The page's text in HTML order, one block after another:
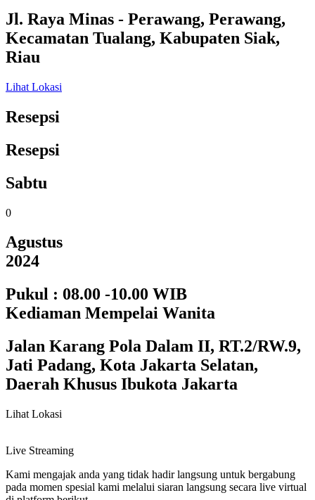
Jl. Raya Minas - Perawang, Perawang,
Kecamatan Tualang, Kabupaten Siak,
Riau
Lihat Lokasi
Resepsi
Resepsi
Sabtu
0
Agustus
2024
Pukul : 08.00 -10.00 WIB
Kediaman Mempelai Wanita
Jalan Karang Pola Dalam II, RT.2/RW.9,
Jati Padang, Kota Jakarta Selatan,
Daerah Khusus Ibukota Jakarta
Lihat Lokasi
Live Streaming
Kami mengajak anda yang tidak hadir langsung untuk bergabung
pada momen spesial kami melalui siaran langsung secara live virtual